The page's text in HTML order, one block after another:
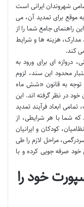
شهروندان ایرانی است
موقع برای تمدید آن، می
راهنمای جامع شما را از
مدارک، هزینه ها و شرایط
دروازه ای برای ورود به
محدود این سند، لزوم
توجه به قانون «شش ماه
در نظر گرفته اند. این
تمامی ابعاد فرآیند تمدید
شما با هر شرایطی، از
کودکان و ایرانیان
مراحل لازم را طی
خود صرفه جویی کرده و با
خود را